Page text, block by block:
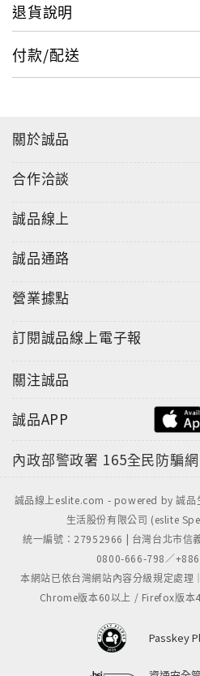
【深度學習】
活用PowerShell腳本 高效自
更貼近使用者可在筆電運作 生
論
雲延遲隱私連線費用高 AI落
vSAN9原生快照上線 保護關
登入成功就通知並記錄 連續失
險
【名家專欄】
把笨水管變成AI創新底氣
資安韌性從特權管理開始
退貨說明
付款/配送
關於誠品
合作洽談
誠品線上
誠品通路
營業據點
訂閱誠品線上電子報
關注誠品
誠品APP
內政部警政署 165全民防騙網
誠品線上eslite.com - powered by 誠品
生活股份有限公司 (eslite
統一編號：27952966 | 台灣台北市信
0800-666-798／
本網站已依台灣網站內容分級規定處
Chrome版本60以上 / Firefox版
Passkey